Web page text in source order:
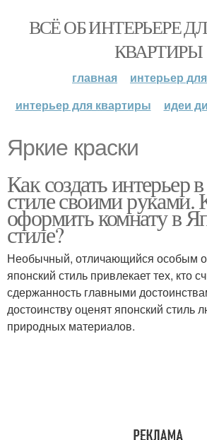
ВСЁ ОБ ИНТЕРЬЕРЕ
КВАРТИРЫ
главная
интерьер
интерьер для квартиры
идеи
Яркие краски
Как создать интерьер
стиле своими руками.
оформить комнату в
стиле?
Необычный, отличающийся особым
японский стиль привлекает тех, кто
сдержанность главными
достоинству оценят японский стиль
природных материалов.